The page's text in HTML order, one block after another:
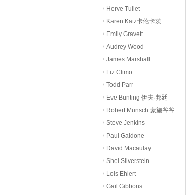
Herve Tullet
Karen Katz卡伦卡茨
Emily Gravett
Audrey Wood
James Marshall
Liz Climo
Todd Parr
Eve Bunting 伊夫·邦廷
Robert Munsch 蒙施爷爷
Steve Jenkins
Paul Galdone
David Macaulay
Shel Silverstein
Lois Ehlert
Gail Gibbons